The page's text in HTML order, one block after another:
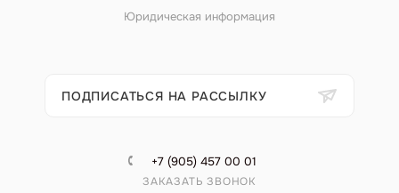
Юридическая информация
ПОДПИСАТЬСЯ НА РАССЫЛКУ
+7 (905) 457 00 01
ЗАКАЗАТЬ ЗВОНОК